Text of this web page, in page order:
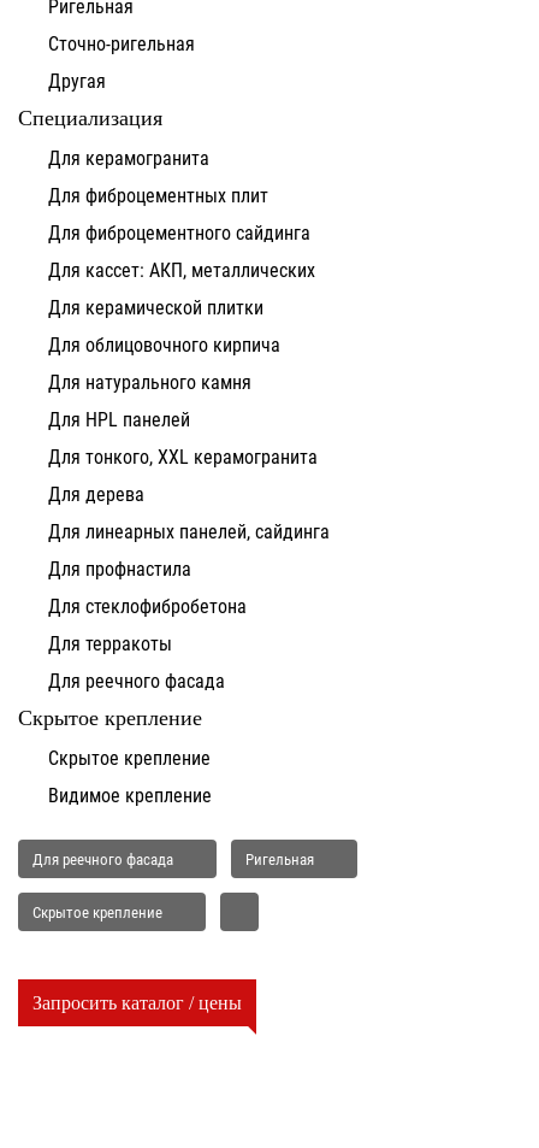
Ригельная
Сточно-ригельная
Другая
Специализация
Для керамогранита
Для фиброцементных плит
Для фиброцементного сайдинга
Для кассет: АКП, металлических
Для керамической плитки
Для облицовочного кирпича
Для натурального камня
Для HPL панелей
Для тонкого, XXL керамогранита
Для дерева
Для линеарных панелей, сайдинга
Для профнастила
Для стеклофибробетона
Для терракоты
Для реечного фасада
Скрытое крепление
Скрытое крепление
Видимое крепление
Для реечного фасада Ригельная
Скрытое крепление
Запросить каталог / цены